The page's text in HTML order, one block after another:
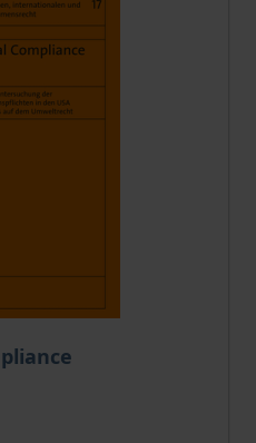
options chosen on the